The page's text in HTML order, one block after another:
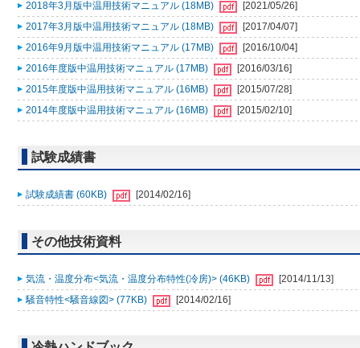
2018年3月版中温用技術マニュアル (18MB)
[2021/05/26]
2017年3月版中温用技術マニュアル (18MB)
[2017/04/07]
2016年9月版中温用技術マニュアル (17MB)
[2016/10/04]
2016年度版中温用技術マニュアル (17MB)
[2016/03/16]
2015年度版中温用技術マニュアル (16MB)
[2015/07/28]
2014年度版中温用技術マニュアル (16MB)
[2015/02/10]
試験成績書
試験成績書 (60KB) [2014/02/16]
その他技術資料
気流・温度分布<気流・温度分布特性(冷房)> (46KB)
[2014/11/13]
騒音特性<騒音線図> (77KB)
[2014/02/16]